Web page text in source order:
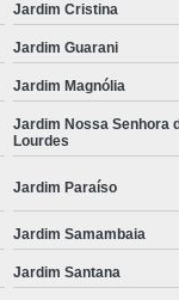
Odontologia
Odontologia
Odontologia para
Odontologia para
Jardim Cristina
Jardim Guarani
Jardim Magnólia
Jardim Nossa Senhora
Lourdes
Jardim Paraíso
Jardim Samambaia
Jardim Santana